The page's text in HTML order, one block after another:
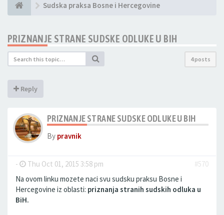
Sudska praksa Bosne i Hercegovine
PRIZNANJE STRANE SUDSKE ODLUKE U BIH
4 posts
Reply
PRIZNANJE STRANE SUDSKE ODLUKE U BIH
By pravnik
- Thu Oct 01, 2015 3:58 pm
#570
Na ovom linku mozete naci svu sudsku praksu Bosne i
Hercegovine iz oblasti: priznanja stranih sudskih odluka u
BiH.